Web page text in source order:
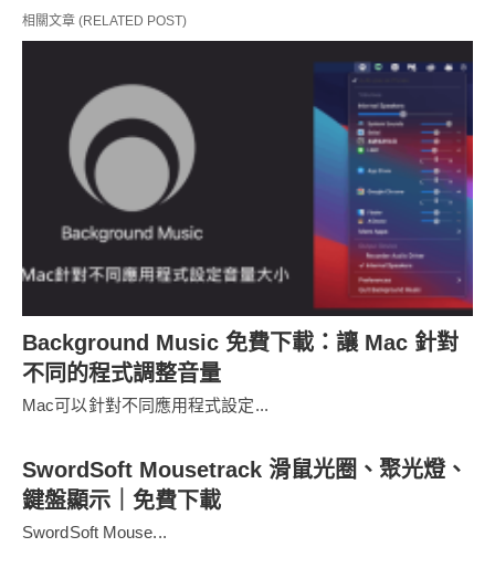
相關文章 (RELATED POST)
Background Music 免費下載：讓 Mac 針對
不同的程式調整音量
Mac可以針對不同應用程式設定...
SwordSoft Mousetrack 滑鼠光圈、聚光燈、
鍵盤顯示｜免費下載
SwordSoft Mouse...